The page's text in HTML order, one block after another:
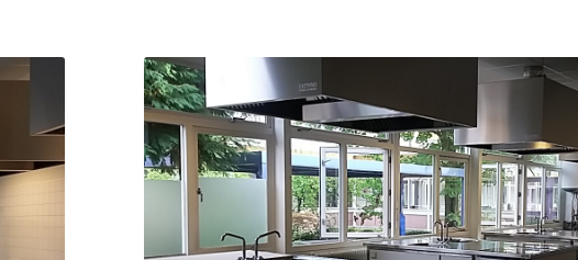
Foto na de verbouwing